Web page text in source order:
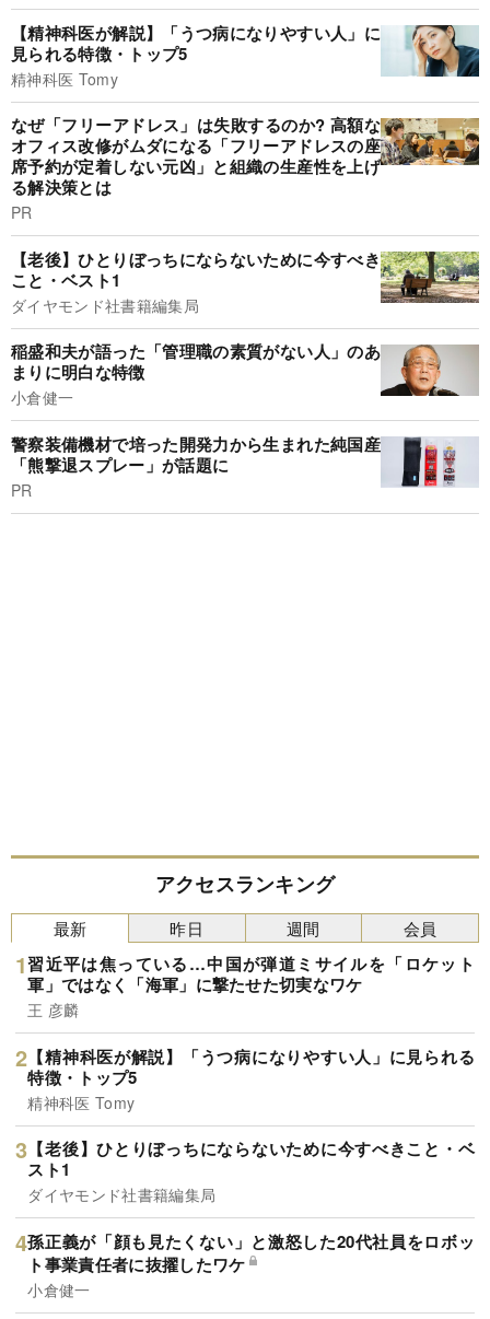
【精神科医が解説】「うつ病になりやすい人」に
見られる特徴・トップ5
精神科医 Tomy
なぜ「フリーアドレス」は失敗するのか? 高額な
オフィス改修がムダになる「フリーアドレスの座
席予約が定着しない元凶」と組織の生産性を上げ
る解決策とは
PR
【老後】ひとりぼっちにならないために今すべき
こと・ベスト1
ダイヤモンド社書籍編集局
稲盛和夫が語った「管理職の素質がない人」のあ
まりに明白な特徴
小倉健一
警察装備機材で培った開発力から生まれた純国産
「熊撃退スプレー」が話題に
PR
アクセスランキング
最新
習近平は焦っている…中国が弾道ミサイルを「ロケット
軍」ではなく「海軍」に撃たせた切実なワケ
王 彦麟
【精神科医が解説】「うつ病になりやすい人」に見られる
特徴・トップ5
精神科医 Tomy
【老後】ひとりぼっちにならないために今すべきこと・ベ
スト1
ダイヤモンド社書籍編集局
孫正義が「顔も見たくない」と激怒した20代社員をロボッ
ト事業責任者に抜擢したワケ
小倉健一
昨日 週間 会員